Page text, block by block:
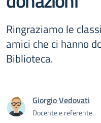
Ringraziamo le
amici che ci hanno
Biblioteca.
Giorgio Vedovati
Docente e referente